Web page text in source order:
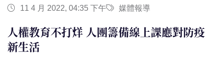
11 4 月 2022, 04:35 下午 媒體報導
人權教育不打烊 人團籌備線上課應對防疫
新生活